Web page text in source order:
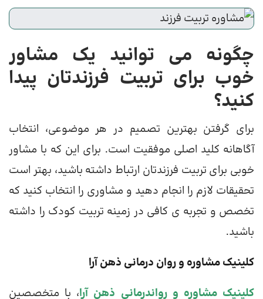
چگونه می توانید یک مشاور
خوب برای تربیت فرزندتان پیدا
کنید؟
برای گرفتن بهترین تصمیم در هر موضوعی، انتخاب
آگاهانه کلید اصلی موفقیت است. برای این که با مشاور
خوبی برای تربیت فرزندتان ارتباط داشته باشید، بهتر است
تحقیقات لازم را انجام دهید و مشاوری را انتخاب کنید که
تخصص و تجربه ی کافی در زمینه تربیت کودک را داشته
باشید.
کلینیک مشاوره و روان درمانی ذهن آرا
کلینیک مشاوره و رواندرمانی ذهن آرا، با متخصصین